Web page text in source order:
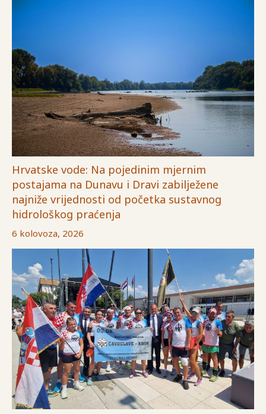
Hrvatske vode: Na pojedinim mjernim
postajama na Dunavu i Dravi zabilježene
najniže vrijednosti od početka sustavnog
hidrološkog praćenja
6 kolovoza, 2026